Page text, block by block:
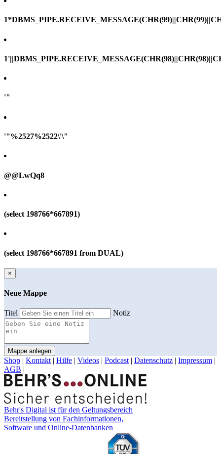
'"
'"%2527%2522\'\"
@@LwQq8
(select 198766*667891)
(select 198766*667891 from DUAL)
×
Neue Mappe
Titel Notiz
Mappe anlegen
Shop | Kontakt | Hilfe | Videos | Podcast | Datenschutz | Impressum |
AGB |
Behr's Digital ist für den Geltungsbereich
Bereitstellung von Fachinformationen,
Software und Online-Datenbanken